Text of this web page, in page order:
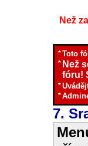
Než
*Toto
* Než
fóru!
*
*
7.